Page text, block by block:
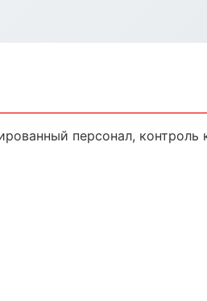
персонал, контроль